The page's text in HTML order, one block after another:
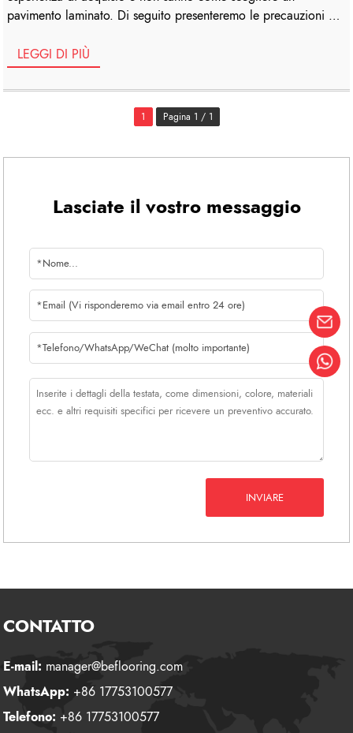
pavimento laminato. Di seguito presenteremo le precauzioni del
LEGGI DI PIÙ
1 Pagina 1 / 1
Lasciate il vostro messaggio
INVIARE
CONTATTO
E-mail: manager@beflooring.com
WhatsApp: +86 17753100577
Telefono: +86 17753100577